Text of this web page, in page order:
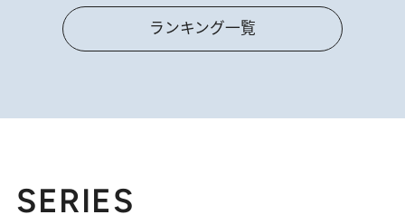
ランキング一覧
SERIES